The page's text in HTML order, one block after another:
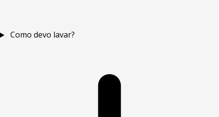
Como devo lavar?